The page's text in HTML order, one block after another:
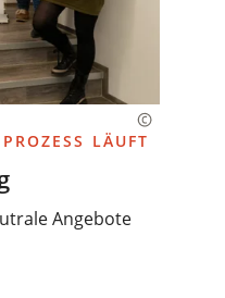
LÄUFT
Angebote